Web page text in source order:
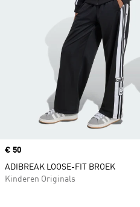
Price
€ 50
ADIBREAK LOOSE-FIT BROEK
Kinderen Originals